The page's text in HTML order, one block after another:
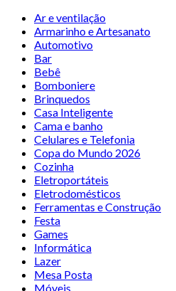
Ar e ventilação
Armarinho e Artesanato
Automotivo
Bar
Bebê
Bomboniere
Brinquedos
Casa Inteligente
Cama e banho
Celulares e Telefonia
Copa do Mundo 2026
Cozinha
Eletroportáteis
Eletrodomésticos
Ferramentas e Construção
Festa
Games
Informática
Lazer
Mesa Posta
Móveis